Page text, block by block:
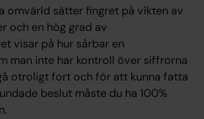
omvärld sätter fingret på vikten av
och en hög grad av
visar på hur sårbar en
man inte har kontroll över siffrorna
otroligt fort och för att kunna fatta
beslut måste du ha 100%